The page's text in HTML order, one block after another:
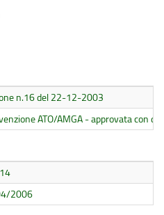
n.16 del 22-12-2003
ATO/AMGA - approvata con
2006